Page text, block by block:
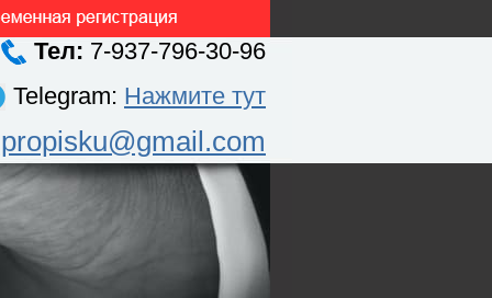
Тел: 7-937-796-30-96
Telegram: Нажмите тут